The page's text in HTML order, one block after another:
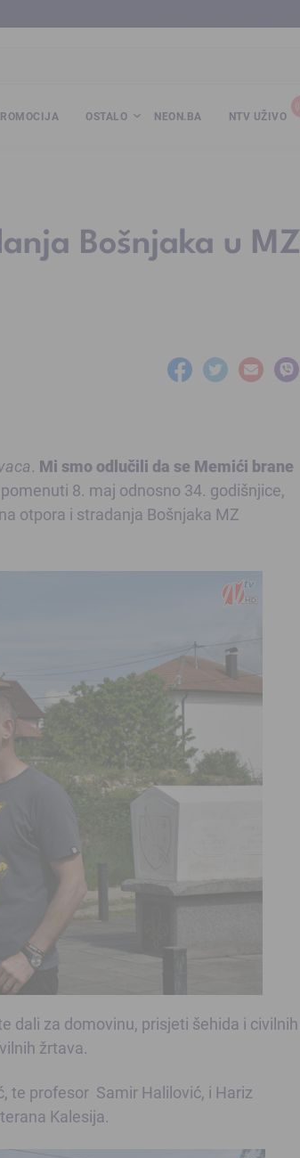
OSTALO NEON.BA NTV UŽIVO
Bošnjaka u MZ
. Mi smo odlučili da se Memići brane
8. maj odnosno 34. godišnjice,
otpora i stradanja Bošnjaka MZ
dali za domovinu, prisjeti šehida i civilnih
žrtava.
te profesor Samir Halilović, i Hariz
Kalesija.